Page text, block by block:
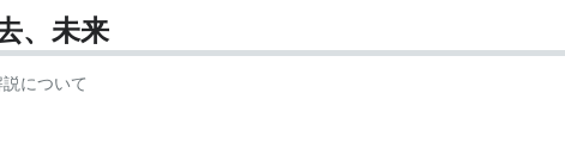
、未来
について